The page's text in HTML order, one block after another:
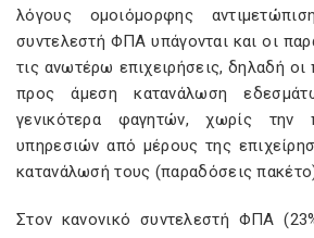
λόγους ομοιόμορφης
συντελεστή ΦΠΑ υπάγονται και οι
τις ανωτέρω επιχειρήσεις, δηλαδή
προς άμεση κατανάλωση
γενικότερα φαγητών, χωρίς την
υπηρεσιών από μέρους της
κατανάλωσή τους (παραδόσεις
Στον κανονικό συντελεστή ΦΠΑ